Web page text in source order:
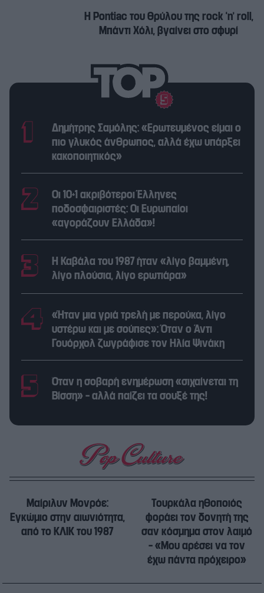
Η Pontiac του θρύλου της rock ‘n’ roll,
Μπάντι Χόλι, βγαίνει στο σφυρί
Δημήτρης Σαμόλης: «Ερωτευμένος είμαι ο
πιο γλυκός άνθρωπος, αλλά έχω υπάρξει
κακοποιητικός»
Οι 10+1 ακριβότεροι Έλληνες
ποδοσφαιριστές: Οι Ευρωπαίοι
«αγοράζουν Ελλάδα»!
Η Καβάλα του 1987 ήταν «λίγο βαμμένη,
λίγο πλούσια, λίγο ερωτιάρα»
«Ήταν μια γριά τρελή με περούκα, λίγο
υστέρω και με σούπες»: Όταν ο Άντι
Γουόρχολ ζωγράφισε τον Ηλία Ψινάκη
Όταν η σοβαρή ενημέρωση «σιχαίνεται τη
Βίσση» – αλλά παίζει τα σουξέ της!
Μαίριλυν Μονρόε:
Εγκώμιο στην αιωνιότητα,
από το ΚΛΙΚ του 1987
Τουρκάλα ηθοποιός
φοράει τον δονητή της
σαν κόσμημα στον λαιμό
– «Μου αρέσει να τον
έχω πάντα πρόχειρο»